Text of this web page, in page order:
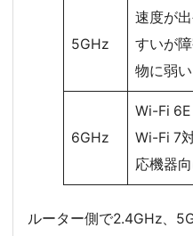
5GHz
速度が
すいが
物に弱い
6GHz
Wi-Fi
Wi-Fi 7
応機器
ルーター側で2.4GHz、